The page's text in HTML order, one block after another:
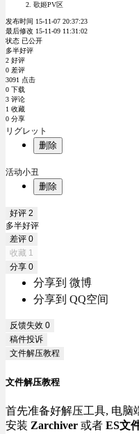
歌姬PV区
发布时间 15-11-07 20:37:23
最后修改 15-11-09 11:31:02
状态 已公开
多半好评
2 好评
0 差评
3091 点击
0 下载
3 评论
1 收藏
0 分享
リグレット
删除
活动小丑
删除
好评 2
多半好评
差评 0
收藏 1
分享 0
分享到 微博
分享到 QQ空间
反馈失效 0
稿件投诉
文件解压教程
文件解压教程
首先准备好解压工具, 电脑
安装 Zarchiver 或者 ES文